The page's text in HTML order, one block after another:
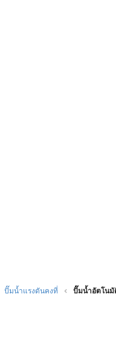
ปั๊มน้ำแรงดันคงที่ ปั๊มน้ำอัตโนมั